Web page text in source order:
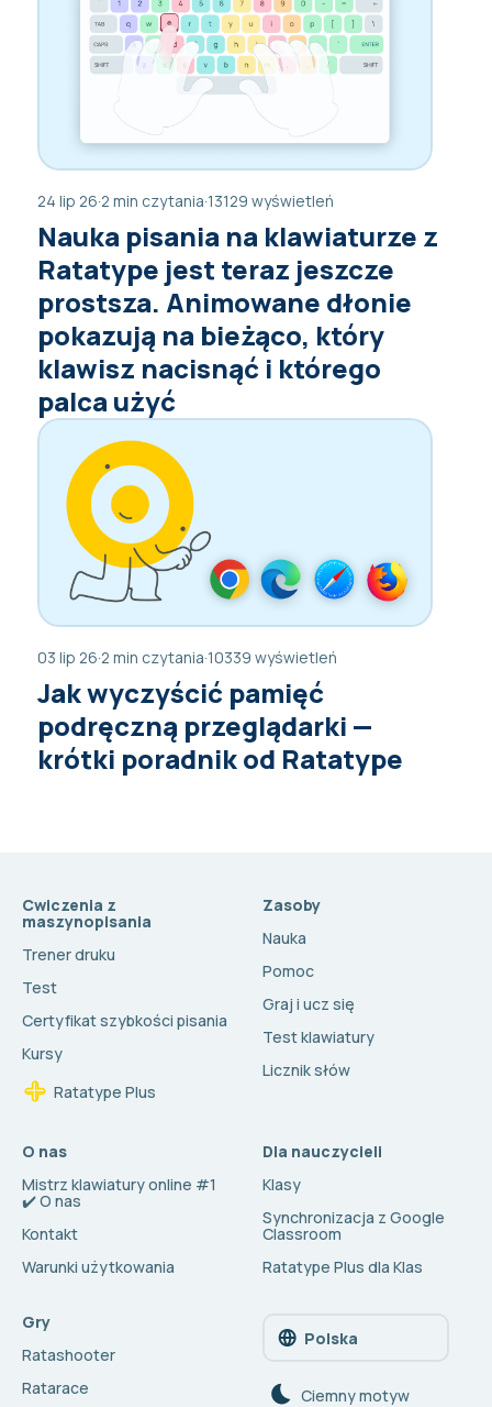
24 lip 26·2 min czytania·13129 wyświetleń
Nauka pisania na klawiaturze z
Ratatype jest teraz jeszcze
prostsza. Animowane dłonie
pokazują na bieżąco, który
klawisz nacisnąć i którego
palca użyć
03 lip 26·2 min czytania·10339 wyświetleń
Jak wyczyścić pamięć
podręczną przeglądarki —
krótki poradnik od Ratatype
Cwiczenia z
maszynopisania
Trener druku
Test
Certyfikat szybkości pisania
Kursy
Ratatype Plus
Zasoby
Nauka
Pomoc
Graj i ucz się
Test klawiatury
Licznik słów
O nas
Mistrz klawiatury online #1
✔️ O nas
Kontakt
Warunki użytkowania
Dla nauczycieli
Klasy
Synchronizacja z Google
Classroom
Ratatype Plus dla Klas
Gry
Ratashooter
Ratarace
Polska
Сiemny motyw